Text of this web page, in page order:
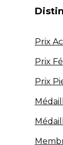
Prix
Prix
Prix